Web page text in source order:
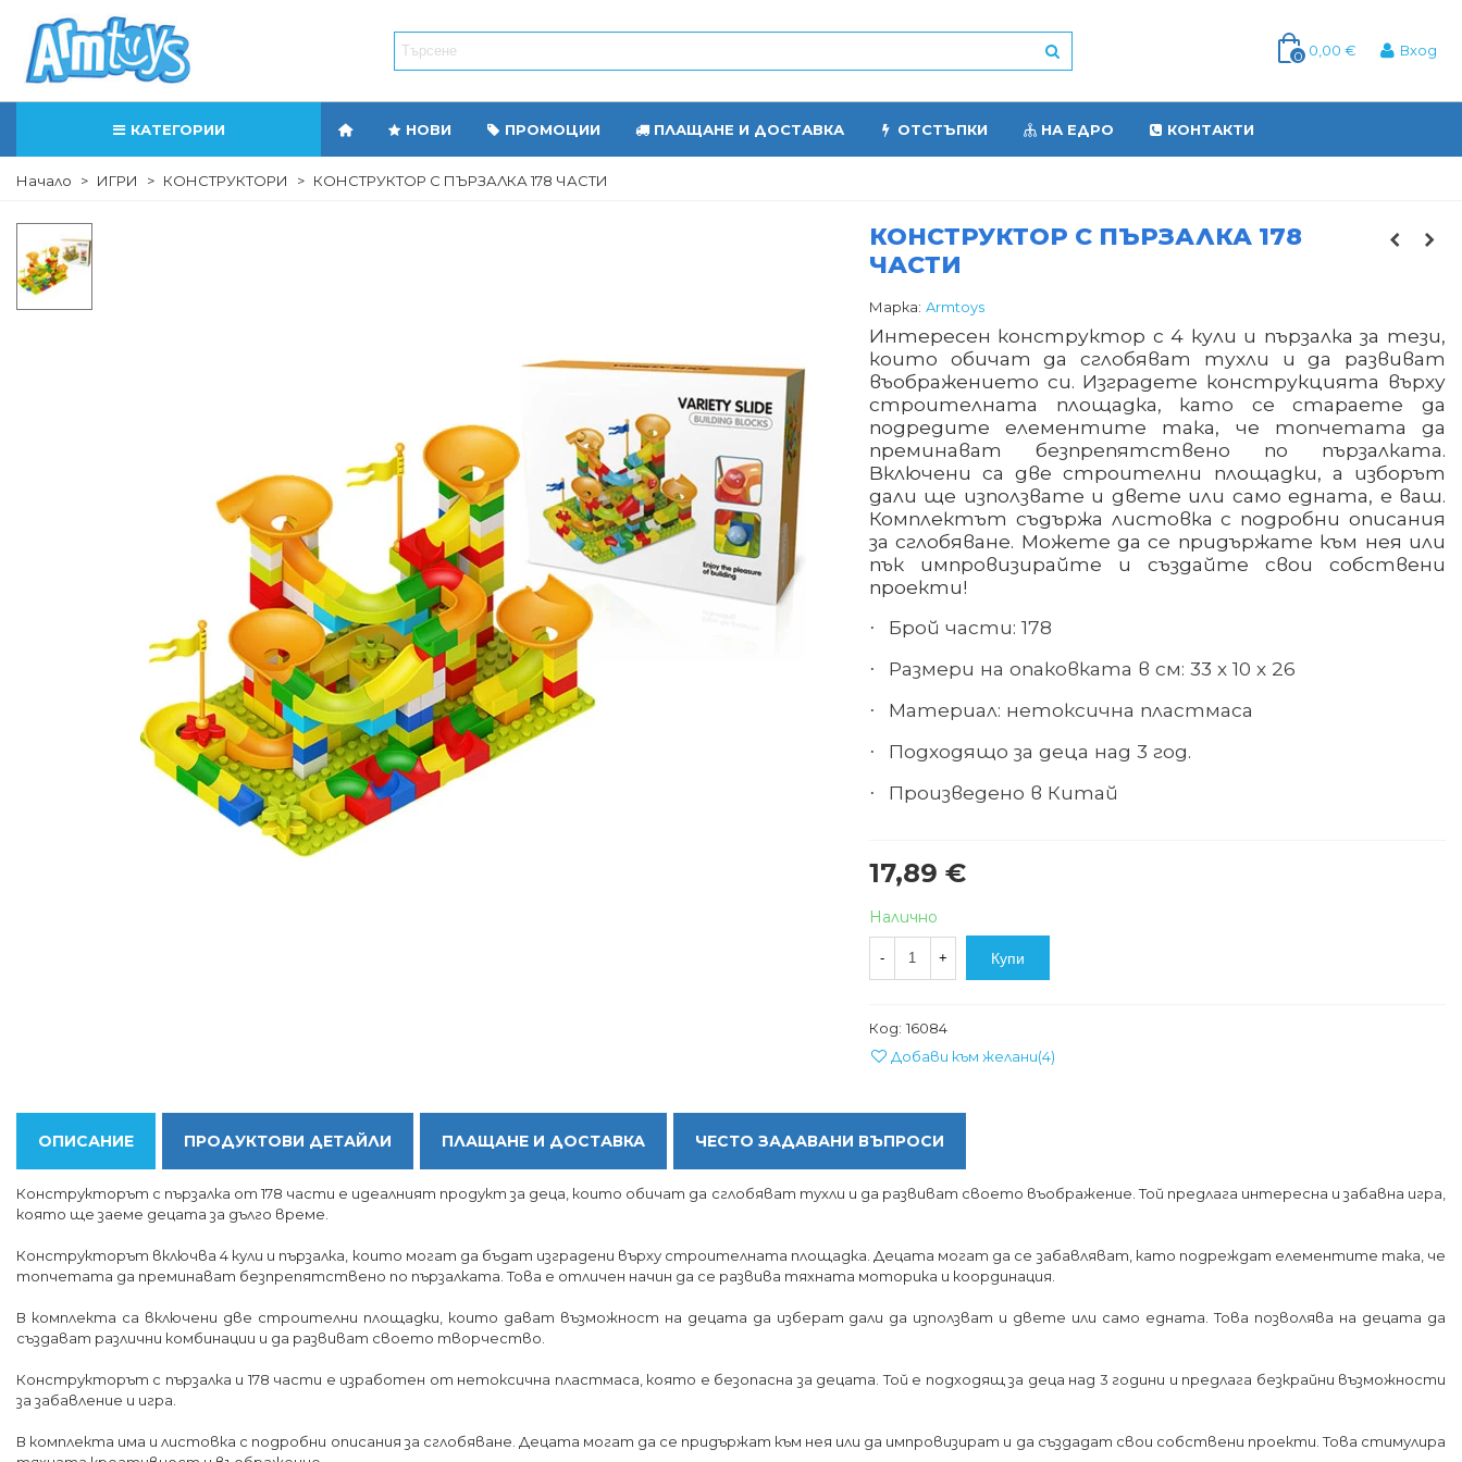
0 0,00 € Вход
КАТЕГОРИИ НОВИ ПРОМОЦИИ ПЛАЩАНЕ И ДОСТАВКА ОТСТЪПКИ НА ЕДРО КОНТАКТИ
Начало > ИГРИ > КОНСТРУКТОРИ > КОНСТРУКТОР С ПЪРЗАЛКА 178 ЧАСТИ
КОНСТРУКТОР С ПЪРЗАЛКА 178
ЧАСТИ
Марка: Armtoys
Интересен конструктор с 4 кули и пързалка за тези,
които обичат да сглобяват тухли и да развиват
въображението си. Изградете конструкцията върху
строителната площадка, като се стараете да
подредите елементите така, че топчетата да
преминават безпрепятствено по пързалката.
Включени са две строителни площадки, а изборът
дали ще използвате и двете или само едната, е ваш.
Комплектът съдържа листовка с подробни описания
за сглобяване. Можете да се придържате към нея или
пък импровизирайте и създайте свои собствени
проекти!
· Брой части: 178
· Размери на опаковката в см: 33 х 10 х 26
· Материал: нетоксична пластмаса
· Подходящо за деца над 3 год.
· Произведено в Китай
17,89 €
Налично
- + Купи
Код: 16084
Добави към желани(4)
ОПИСАНИЕ ПРОДУКТОВИ ДЕТАЙЛИ ПЛАЩАНЕ И ДОСТАВКА ЧЕСТО ЗАДАВАНИ ВЪПРОСИ
Конструкторът с пързалка от 178 части е идеалният продукт за деца, които обичат да сглобяват тухли и да развиват своето въображение. Той предлага интересна и забавна игра,
която ще заеме децата за дълго време.
Конструкторът включва 4 кули и пързалка, които могат да бъдат изградени върху строителната площадка. Децата могат да се забавляват, като подреждат елементите така, че
топчетата да преминават безпрепятствено по пързалката. Това е отличен начин да се развива тяхната моторика и координация.
В комплекта са включени две строителни площадки, които дават възможност на децата да изберат дали да използват и двете или само едната. Това позволява на децата да
създават различни комбинации и да развиват своето творчество.
Конструкторът с пързалка и 178 части е изработен от нетоксична пластмаса, която е безопасна за децата. Той е подходящ за деца над 3 години и предлага безкрайни възможности
за забавление и игра.
В комплекта има и листовка с подробни описания за сглобяване. Децата могат да се придържат към нея или да импровизират и да създадат свои собствени проекти. Това стимулира